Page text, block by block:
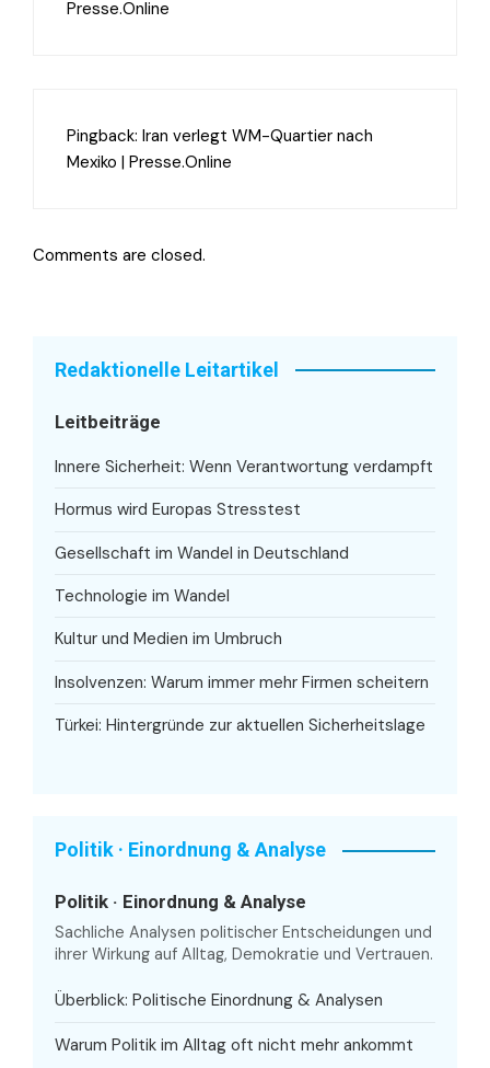
Presse.Online
Pingback: Iran verlegt WM-Quartier nach
Mexiko | Presse.Online
Comments are closed.
Redaktionelle Leitartikel
Leitbeiträge
Innere Sicherheit: Wenn Verantwortung verdampft
Hormus wird Europas Stresstest
Gesellschaft im Wandel in Deutschland
Technologie im Wandel
Kultur und Medien im Umbruch
Insolvenzen: Warum immer mehr Firmen scheitern
Türkei: Hintergründe zur aktuellen Sicherheitslage
Politik · Einordnung & Analyse
Politik · Einordnung & Analyse
Sachliche Analysen politischer Entscheidungen und
ihrer Wirkung auf Alltag, Demokratie und Vertrauen.
Überblick: Politische Einordnung & Analysen
Warum Politik im Alltag oft nicht mehr ankommt